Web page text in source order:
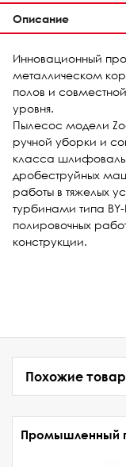
Описание
Инновационный
металлическом
полов и
уровня.
Пылесос модели
ручной уборки и
класса
дробеструйных
работы в тяжелых
турбинами типа BY-
полировочных
конструкции.
Похожие
Промышленный